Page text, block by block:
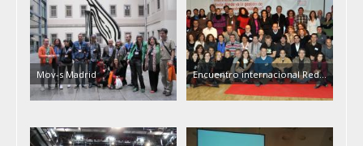
Mov-s Madrid Encuentro internacional Red…